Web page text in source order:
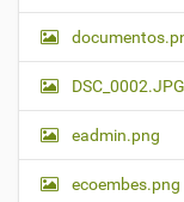
DSC_0002.JPG
eadmin.png
ecoembes.png